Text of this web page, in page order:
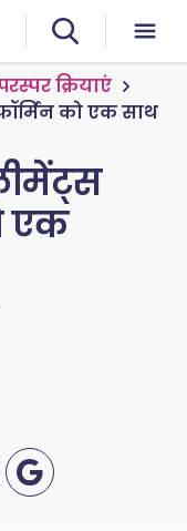
क्रियाएं
को एक साथ
एक